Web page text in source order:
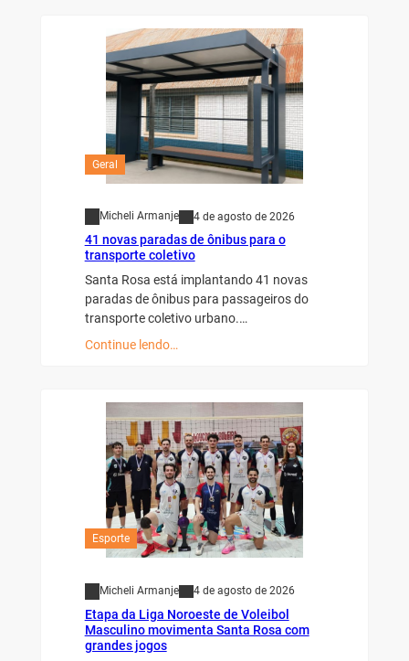
Geral
Micheli Armanje 4 de agosto de 2026
41 novas paradas de ônibus para o
transporte coletivo
Santa Rosa está implantando 41 novas
paradas de ônibus para passageiros do
transporte coletivo urbano.…
Continue lendo…
Esporte
Micheli Armanje 4 de agosto de 2026
Etapa da Liga Noroeste de Voleibol
Masculino movimenta Santa Rosa com
grandes jogos